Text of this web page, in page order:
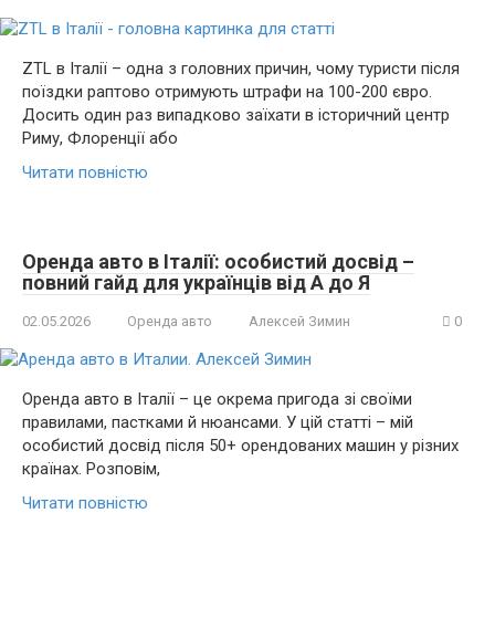
ZTL в Італії – одна з головних причин, чому туристи після
поїздки раптово отримують штрафи на 100-200 євро.
Досить один раз випадково заїхати в історичний центр
Риму, Флоренції або
Читати повністю
Оренда авто в Італії: особистий досвід –
повний гайд для українців від А до Я
02.05.2026 Оренда авто Алексей Зимин 0
Оренда авто в Італії – це окрема пригода зі своїми
правилами, пастками й нюансами. У цій статті – мій
особистий досвід після 50+ орендованих машин у різних
країнах. Розповім,
Читати повністю